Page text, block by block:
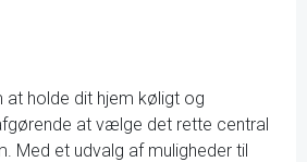
at holde dit hjem køligt og
at vælge det rette central
Med et udvalg af muligheder til